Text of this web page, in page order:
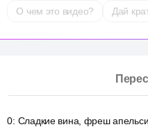
О чем это видео? Дай
0: Сладкие вина, фреш